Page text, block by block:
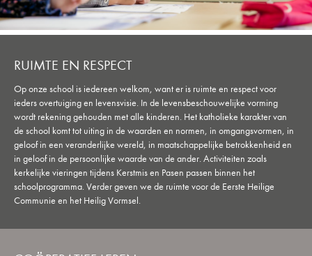
RUIMTE EN RESPECT
Op onze school is iedereen welkom, want er is ruimte en respect voor
ieders overtuiging en levensvisie. In de levensbeschouwelijke vorming
wordt rekening gehouden met alle kinderen. Het katholieke karakter van
de school komt tot uiting in de waarden en normen, in omgangsvormen, in
geloof in een veranderlijke wereld, in maatschappelijke betrokkenheid en
in geloof in de persoonlijke waarde van de ander. Activiteiten zoals
kerkelijke vieringen tijdens Kerstmis en Pasen passen binnen het
schoolprogramma. Verder geven we de ruimte voor de Eerste Heilige
Communie en het Heilig Vormsel.